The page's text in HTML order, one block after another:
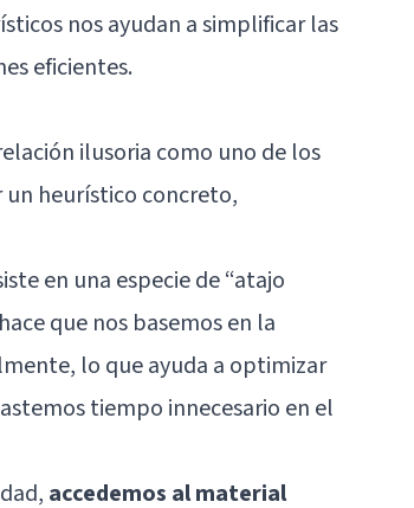
nos ayudan a simplificar las
eficientes.
ilusoria como uno de los
heurístico concreto,
en una especie de “atajo
que nos basemos en la
lo que ayuda a optimizar
tiempo innecesario en el
accedemos al material